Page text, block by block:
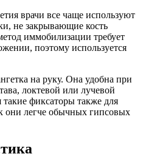
врачи все чаще используют
не закрывающие кость
иммобилизации требует
поэтому используется
на руку. Она удобна при
локтевой или лучевой
фиксаторы также для
они легче обычных гипсовых